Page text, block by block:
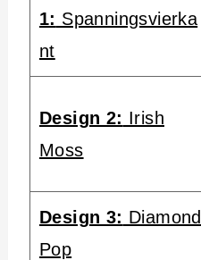
1: Spanningsvierka
nt
Design 2: Irish
Moss
Design 3: Diamond
Pop